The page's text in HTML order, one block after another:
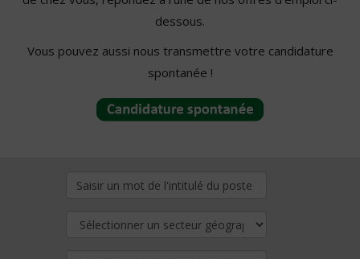
dessous.
Vous pouvez aussi nous transmettre votre candidature
spontanée !